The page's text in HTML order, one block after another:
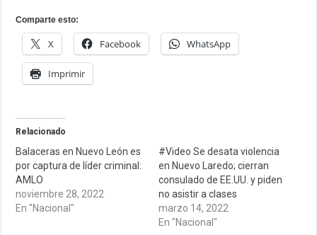
Comparte esto:
X Facebook WhatsApp
Imprimir
Relacionado
Balaceras en Nuevo León es
por captura de líder criminal:
AMLO
noviembre 28, 2022
En "Nacional"
#Video Se desata violencia
en Nuevo Laredo; cierran
consulado de EE.UU. y piden
no asistir a clases
marzo 14, 2022
En "Nacional"